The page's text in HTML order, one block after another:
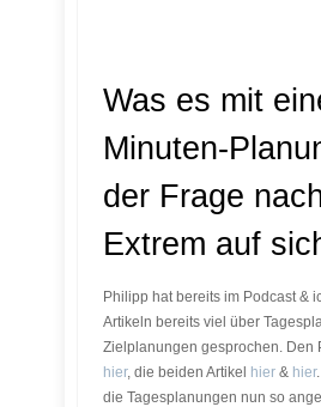
Was es mit
Minuten-
der Frage
Extrem auf
Philipp hat bereits im Podcast &
Artikeln bereits viel über
Zielplanungen gesprochen. Den
hier, die beiden Artikel hier & hier
die Tagesplanungen nun so